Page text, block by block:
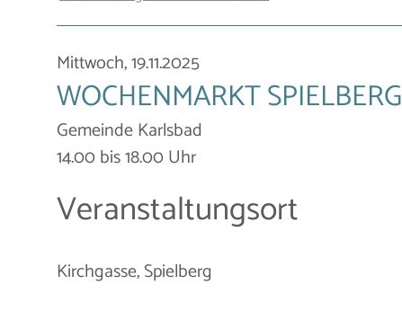
Mittwoch, 19.11.2025
WOCHENMARKT SPIELBERG
Gemeinde Karlsbad
14.00 bis 18.00 Uhr
Veranstaltungsort
Kirchgasse, Spielberg